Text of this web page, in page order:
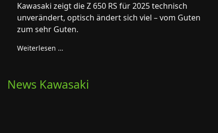
Kawasaki zeigt die Z 650 RS für 2025 technisch
unverändert, optisch ändert sich viel – vom Guten
zum sehr Guten.
Weiterlesen …
News Kawasaki